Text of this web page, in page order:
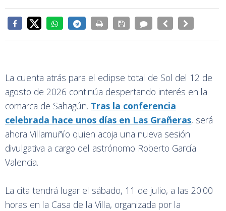
La cuenta atrás para el eclipse total de Sol del 12 de
agosto de 2026 continúa despertando interés en la
comarca de Sahagún. Tras la conferencia
celebrada hace unos días en Las Grañeras, será
ahora Villamuñío quien acoja una nueva sesión
divulgativa a cargo del astrónomo Roberto García
Valencia.
La cita tendrá lugar el sábado, 11 de julio, a las 20:00
horas en la Casa de la Villa, organizada por la